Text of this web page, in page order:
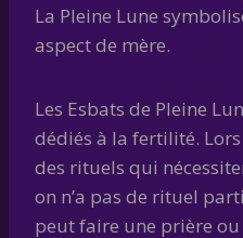
La Pleine Lune
aspect de mère.
Les Esbats de Pleine
dédiés à la fertilité.
des rituels qui
on n’a pas de rituel
peut faire une prière